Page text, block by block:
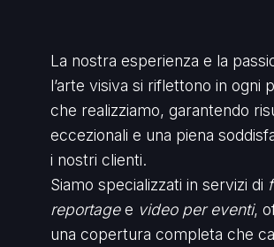
La nostra esperienza e la
l’arte visiva si riflettono in ogni
che realizziamo, garantendo
eccezionali e una piena
i nostri clienti.
Siamo specializzati in servizi di
reportagee video per eventi,
una copertura completa che